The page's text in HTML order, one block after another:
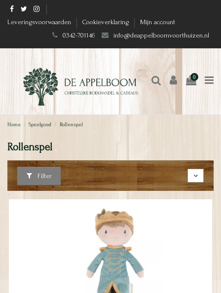
Leveringsvoorwaarden Cookieverklaring
Mijn account
0342-701146
info@deappelboomvoorthuizen.nl
0
Home Speelgoed Rollenspel
Rollenspel
Filter